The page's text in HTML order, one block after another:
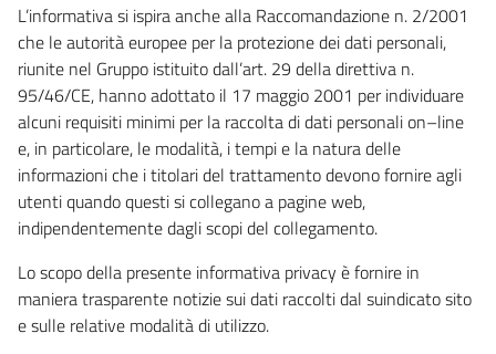
L’informativa si ispira anche alla Raccomandazione n. 2/2001
che le autorità europee per la protezione dei dati personali,
riunite nel Gruppo istituito dall’art. 29 della direttiva n.
95/46/CE, hanno adottato il 17 maggio 2001 per individuare
alcuni requisiti minimi per la raccolta di dati personali on–line
e, in particolare, le modalità, i tempi e la natura delle
informazioni che i titolari del trattamento devono fornire agli
utenti quando questi si collegano a pagine web,
indipendentemente dagli scopi del collegamento.
Lo scopo della presente informativa privacy è fornire in
maniera trasparente notizie sui dati raccolti dal suindicato sito
e sulle relative modalità di utilizzo.